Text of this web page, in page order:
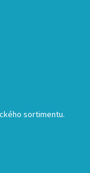
sortimentu.